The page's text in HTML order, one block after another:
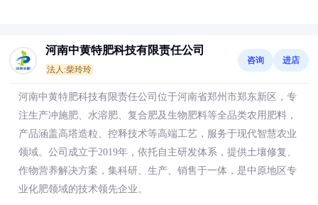
河南中黄特肥科技有限责任公司
法人:柴玲玲
咨询 进店
河南中黄特肥科技有限责任公司位于河南省郑州市郑东新区，专
注生产冲施肥、水溶肥、复合肥及生物肥料等全品类农用肥料，
产品涵盖高塔造粒、控释技术等高端工艺，服务于现代智慧农业
领域。公司成立于2019年，依托自主研发体系，提供土壤修复、
作物营养解决方案，集科研、生产、销售于一体，是中原地区专
业化肥领域的技术领先企业。